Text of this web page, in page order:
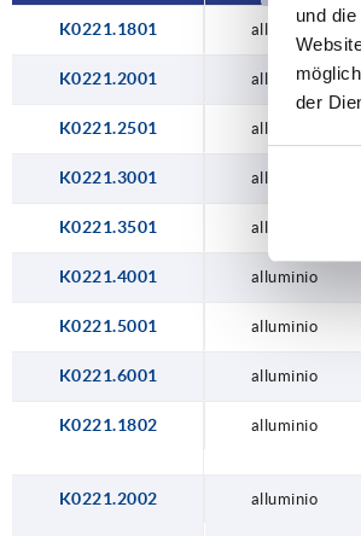
und
der
500
K0221.1801 alluminio
K0221.2001 alluminio
K0221.2501 alluminio
K0221.3001 alluminio
K0221.3501 alluminio
K0221.4001 alluminio
K0221.5001 alluminio
K0221.6001 alluminio
K0221.1802 alluminio
K0221.2002 alluminio